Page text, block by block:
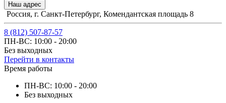
Наш адрес
Россия, г. Санкт-Петербург, Комендантская площадь 8
8 (812) 507-87-57
ПН-ВС: 10:00 - 20:00
Без выходных
Перейти в контакты
Время работы
ПН-ВС: 10:00 - 20:00
Без выходных